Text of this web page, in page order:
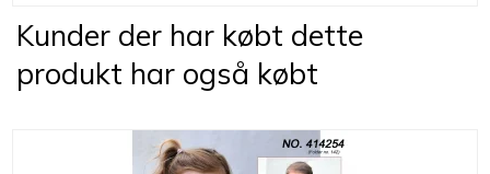
Kunder der har købt dette
produkt har også købt